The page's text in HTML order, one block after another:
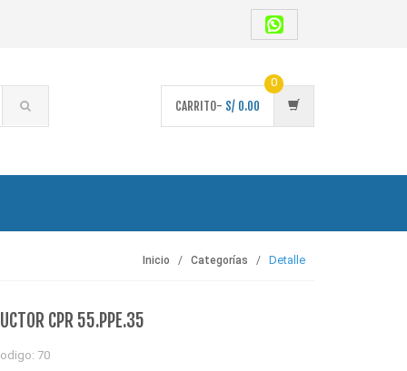
CARRITO- S/ 0.00
0
Inicio Categorías Detalle
CPR 55.PPE.35
70